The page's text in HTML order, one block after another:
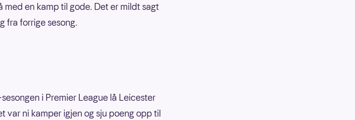
en kamp til gode. Det er mildt sagt
fra forrige sesong.
i Premier League lå Leicester
var ni kamper igjen og sju poeng opp til